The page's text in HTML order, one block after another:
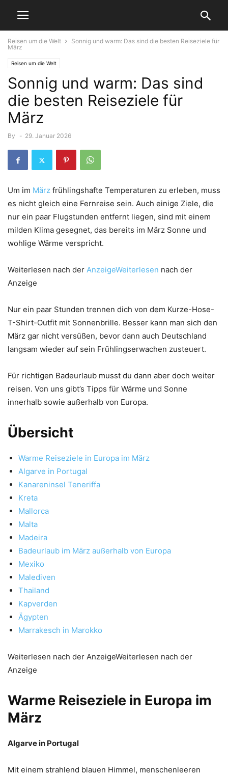
Reisen um die Welt
Sonnig und warm: Das sind die besten Reiseziele für
März
Reisen um die Welt
Sonnig und warm: Das sind
die besten Reiseziele für
März
By - 29. Januar 2026
Um im März frühlingshafte Temperaturen zu erleben, muss
es nicht gleich eine Fernreise sein. Auch einige Ziele, die
nur ein paar Flugstunden entfernt liegen, sind mit einem
milden Klima gesegnet, das bereits im März Sonne und
wohlige Wärme verspricht.
Weiterlesen nach der AnzeigeWeiterlesen nach der
Anzeige
Nur ein paar Stunden trennen dich von dem Kurze-Hose-
T-Shirt-Outfit mit Sonnenbrille. Besser kann man sich den
März gar nicht versüßen, bevor dann auch Deutschland
langsam wieder auf sein Frühlingserwachen zusteuert.
Für richtigen Badeurlaub musst du dann aber doch weiter
reisen. Von uns gibt’s Tipps für Wärme und Sonne
innerhalb sowie außerhalb von Europa.
Übersicht
Warme Reiseziele in Europa im März
Algarve in Portugal
Kanareninsel Teneriffa
Kreta
Mallorca
Malta
Madeira
Badeurlaub im März außerhalb von Europa
Mexiko
Malediven
Thailand
Kapverden
Ägypten
Marrakesch in Marokko
Weiterlesen nach der AnzeigeWeiterlesen nach der
Anzeige
Warme Reiseziele in Europa im
März
Algarve in Portugal
Mit einem strahlend blauen Himmel, menschenleeren